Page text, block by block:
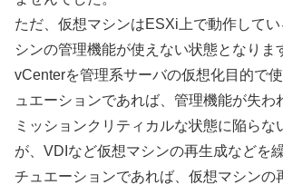
ただ、仮想マシンはESXi上で動作して
シンの管理機能が使えない状態となりま
vCenterを管理系サーバの仮想化目的で
ュエーションであれば、管理機能が失わ
ミッションクリティカルな状態に陥らな
が、VDIなど仮想マシンの再生成などを
チュエーションであれば、仮想マシンの